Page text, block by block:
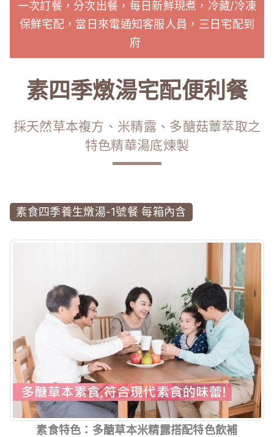
一次訂餐，分次出餐，每日新鮮現煮，冷藏/冷凍
保鮮宅配，當日來電通知客服人員，三日宅配到
府
素四季燉湯宅配便利餐
採天然草本複方、米精露、多醣菇蕈萃取之
特色精華湯底煉製
素食四季養生燉湯-1號餐 每箱內含
素食特色：多醣草本米精露搭配特色飲補